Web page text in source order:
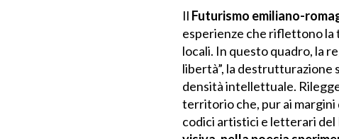
Il Futurismo emiliano-
esperienze che riflettono la
locali. In questo quadro, la
libertà”, la destrutturazione
densità intellettuale.
territorio che, pur ai
codici artistici e letterari del